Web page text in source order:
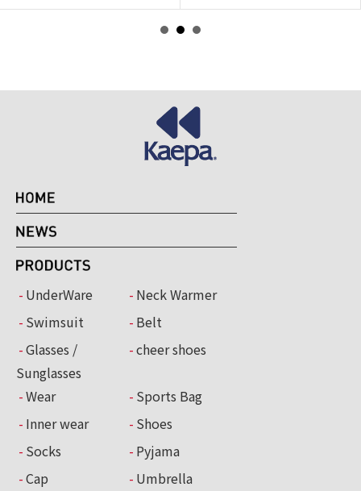
UnderWare
Neck Warmer
Swimsuit
Belt
Glasses /
Sunglasses
cheer shoes
Wear
Sports Bag
Inner wear
Shoes
Socks
Pyjama
Cap
Umbrella